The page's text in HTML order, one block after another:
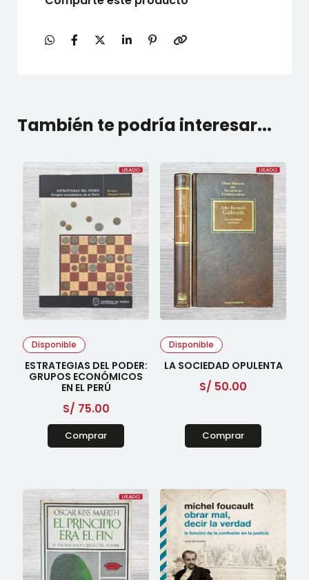
También te podría interesar...
Disponible
ESTRATEGIAS DEL PODER:
GRUPOS ECONÓMICOS
EN EL PERÚ
S/ 75.00
Comprar
Disponible
LA SOCIEDAD OPULENTA
S/ 50.00
Comprar